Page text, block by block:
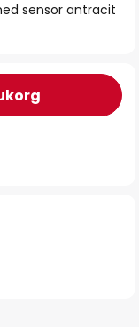
sensor antracit